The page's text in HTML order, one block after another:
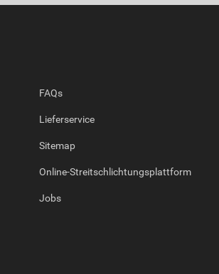
FAQs
Lieferservice
Sitemap
Online-Streitschlichtungsplattform
Jobs